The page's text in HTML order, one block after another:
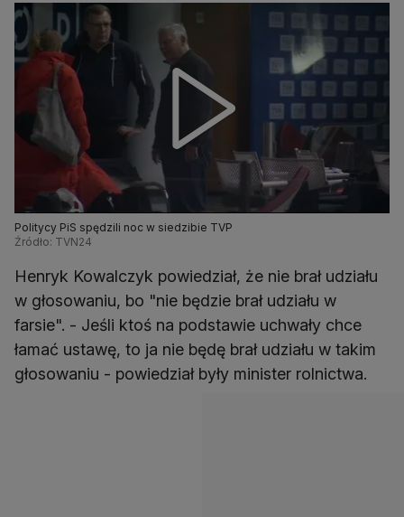
Politycy PiS spędzili noc w siedzibie TVP
Źródło: TVN24
Henryk Kowalczyk powiedział, że nie brał udziału
w głosowaniu, bo "nie będzie brał udziału w
farsie". - Jeśli ktoś na podstawie uchwały chce
łamać ustawę, to ja nie będę brał udziału w takim